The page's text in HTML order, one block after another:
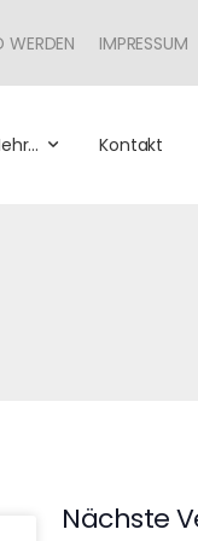
WERDEN IMPRESSUM
Kontakt
Nächste